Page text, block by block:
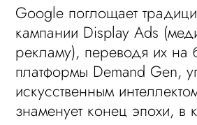
Google поглощает
кампании Display Ads
рекламу), переводя их на
платформы Demand Gen,
искусственным
знаменует конец эпохи, в